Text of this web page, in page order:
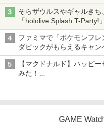
そらザウルスやギャルきち
「hololive Splash T-Party!
ライン販売開始
ファミマで「ポケモンフ
ダピックがもらえるキャン
【マクドナルド】ハッピ
みた！
GAME